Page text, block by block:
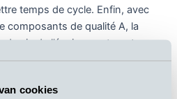
cookies
temps de cycle. Enfin, avec
composants de qualité A, la
de vie de l’équipement sont
unegrande flexibilité